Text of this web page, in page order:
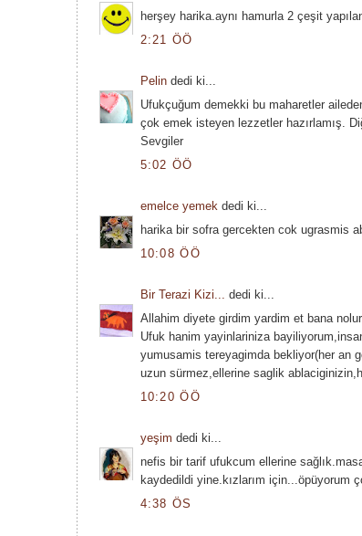
herşey harika.aynı hamurla 2 çeşit
2:21 ÖÖ
Pelindedi ki...
Ufukçuğum demekki bu maharetler
çok emek isteyen lezzetler hazırlamış.
Sevgiler
5:02 ÖÖ
emelce yemek dedi ki...
harika bir sofra gercekten cok ugrasmis
10:08 ÖÖ
Bir Terazi Kizi...
dedi ki...
Allahim diyete girdim yardim et bana
Ufuk hanim yayinlariniza
yumusamis tereyagimda bekliyor(her an
uzun sürmez,ellerine saglik
10:20 ÖÖ
yeşim dedi ki...
nefis bir tarif ufukcum ellerine
kaydedildi yine.kızlarım için...öpüyorum
4:38 ÖS